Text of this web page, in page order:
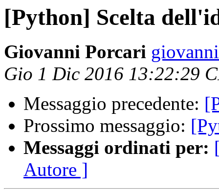
[Python] Scelta
Giovanni Porcari
Gio 1 Dic 2016 13:22:29
Messaggio precedente:
Prossimo messaggio:
Messaggi ordinati per:
Autore ]